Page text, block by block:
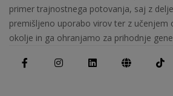
primer trajnostnega potovanja, saj z
premišljeno uporabo virov ter z učenjem
okolje in ga ohranjamo za prihodnje